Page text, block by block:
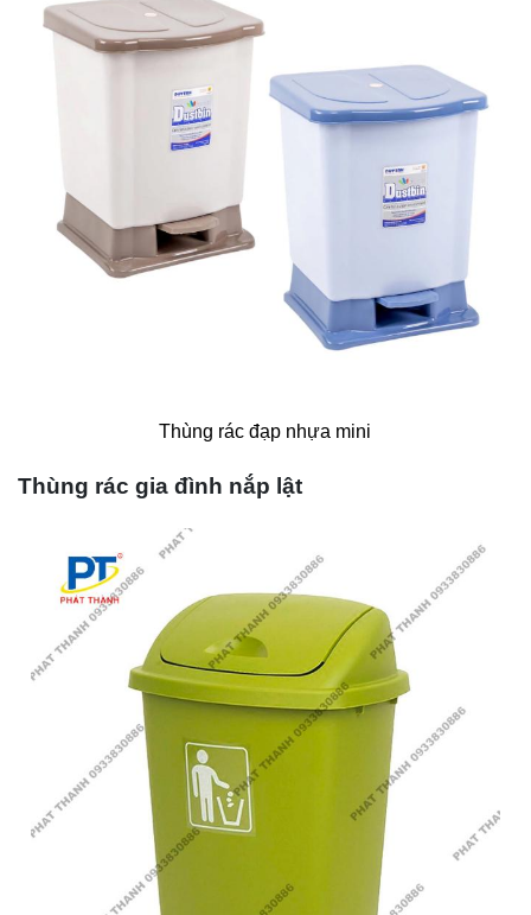
Thùng rác đạp nhựa mini
Thùng rác gia đình nắp lật